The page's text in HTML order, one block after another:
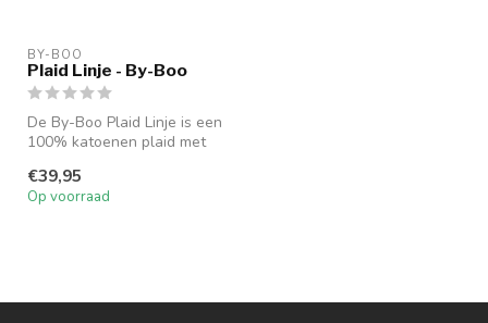
BY-BOO
Plaid Linje - By-Boo
De By-Boo Plaid Linje is een
100% katoenen plaid met
€39,95
Op voorraad